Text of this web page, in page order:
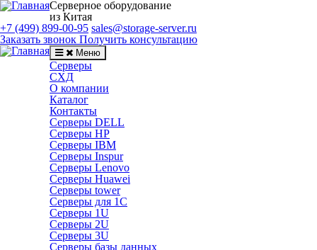
Серверное оборудование
из Китая
+7 (499) 899-00-95 sales@storage-server.ru
Заказать звонок Получить консультацию
Меню
Серверы
СХД
О компании
Каталог
Контакты
Серверы DELL
Серверы HP
Серверы IBM
Серверы Inspur
Серверы Lenovo
Серверы Huawei
Серверы tower
Серверы для 1C
Серверы 1U
Серверы 2U
Серверы 3U
Серверы базы данных